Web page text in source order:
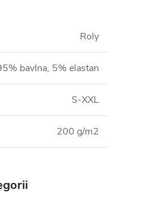
Roly
bavlna, 5% elastan
S-XXL
200 g/m2